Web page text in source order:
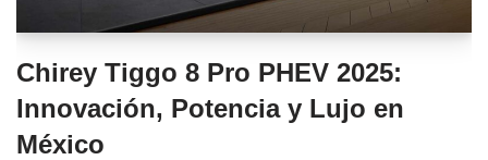
Chirey Tiggo 8 Pro PHEV 2025:
Innovación, Potencia y Lujo en
México